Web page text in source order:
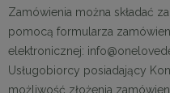
Zamówienia można składać
pomocą formularza
elektronicznej:
Usługobiorcy posiadający
możliwość złożenia